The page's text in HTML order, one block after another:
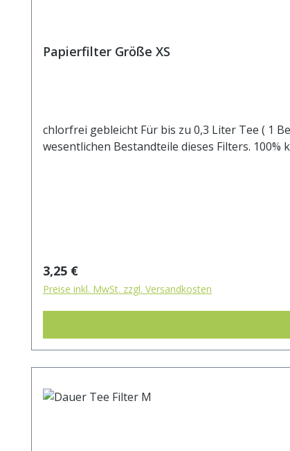
Papierfilter Größe XS
chlorfrei gebleicht Für bis zu 0,3 Liter Tee ( 1 Becher ). Hohe Lasche für leichtes Einfüllen. Kein zusätzlicher Halter notwendig.Manilahanf und Zellstoff sind die
wesentlichen Bestandteile dieses Filters. 100%
Regulärer Preis:
3,25 €
Preise inkl. MwSt. zzgl. Versandkosten